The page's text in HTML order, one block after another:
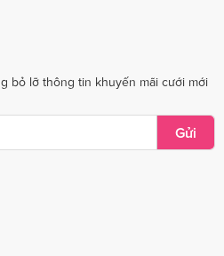
bỏ lỡ thông tin khuyến mãi cưới mới
Gửi